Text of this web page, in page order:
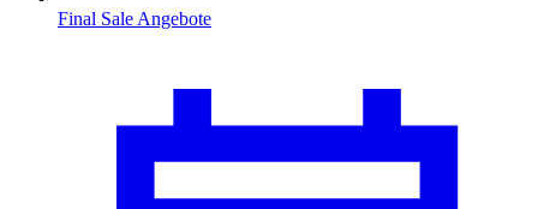
Final Sale Angebote